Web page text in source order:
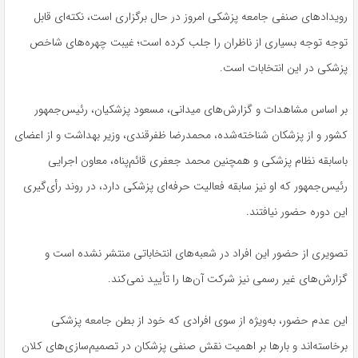
رویدادهای صنفی جامعه پزشکی امروز در حال برگزاری است، نکته‌ای قابل
توجه توجه بسیاری از ناظران را جلب کرده است؛ غیبت چهره‌های شاخص
پزشکی در این انتخابات است.
بر اساس مشاهدات و گزارش‌های میدانی، مسعود پزشکیان، رئیس‌جمهور
کشور و از پزشکان شناخته‌شده، محمدرضا ظفرقندی، وزیر بهداشت و از اعضای
باسابقه نظام پزشکی و همچنین محمد جعفری قائم‌پناه، معاون اجرایی
رئیس‌جمهور که او نیز سابقه فعالیت حرفه‌ای پزشکی دارد، در روند رأی‌گیری
این دوره حضور نیافتند.
تصویری از حضور این افراد در شعبه‌های انتخاباتی منتشر نشده است و
گزارش‌های غیر رسمی نیز شرکت آن‌ها را تأیید نمی‌کند.
این عدم حضور، به‌ویژه از سوی افرادی که خود از بطن جامعه پزشکی
برخاسته‌اند و بارها بر اهمیت نقش صنفی پزشکان در تصمیم‌سازی‌های کلان